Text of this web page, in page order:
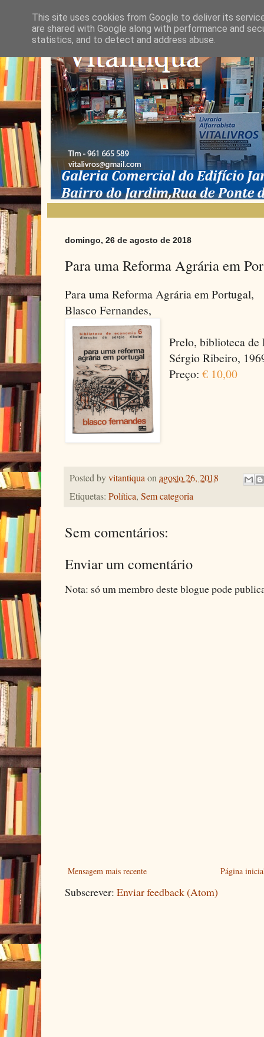
domingo, 26 de agosto de 2018
Para uma Reforma Agrária em
Para uma Reforma Agrária em Portugal,
Blasco Fernandes,
Prelo, biblioteca de
Sérgio Ribeiro,
Preço:€ 10,00
Posted byvitantiquaonagosto 26, 2018
Etiquetas: Política, Sem categoria
Sem comentários:
Enviar um comentário
Nota: só um membro deste blogue pode
Mensagem mais recente Página
Subscrever: Enviar feedback (Atom)
This site uses cookies from Google to deliver its
are shared with Google along with performance and
statistics, and to detect and address abuse.